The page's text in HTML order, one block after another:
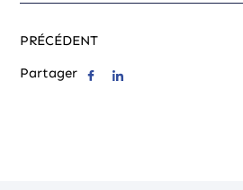
PRÉCÉDENT
Partager